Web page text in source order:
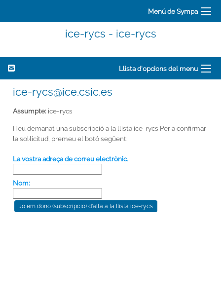
Menú de Sympa
ice-rycs - ice-rycs
Llista d'opcions del menu
ice-rycs@ice.csic.es
Assumpte: ice-rycs
Heu demanat una subscripció a la llista ice-rycs Per a confirmar
la sol·licitud, premeu el botó següent:
La vostra adreça de correu electrònic.
Nom: